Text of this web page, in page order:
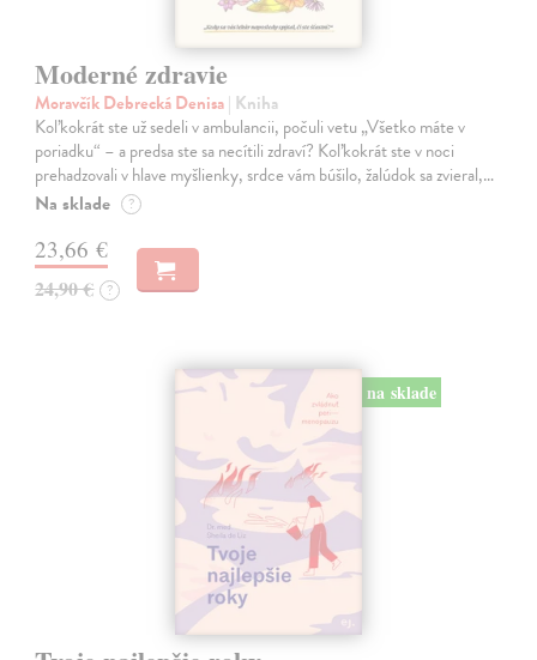
Moderné zdravie
Moravčík Debrecká Denisa| Kniha
Koľkokrát ste už sedeli v ambulancii, počuli vetu „Všetko máte v
poriadku“ – a predsa ste sa necítili zdraví? Koľkokrát ste v noci
prehadzovali v hlave myšlienky, srdce vám búšilo, žalúdok sa zvieral,…
Na sklade ?
23,66 €
24,90 € ?
na sklade